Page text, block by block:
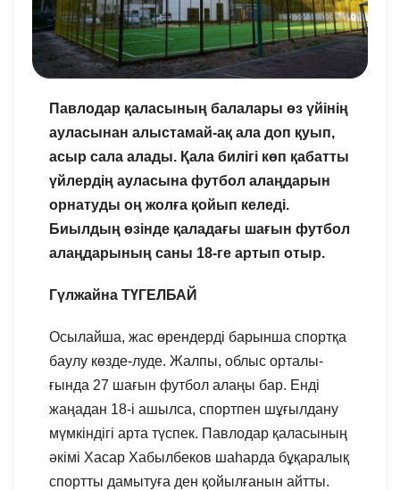
Павлодар қаласының балалары өз үйінің
ауласынан алыстамай-ақ ала доп қуып,
асыр сала алады. Қала билігі көп қабатты
үйлердің ауласына футбол алаңдарын
орнатуды оң жолға қойып келеді.
Биылдың өзінде қаладағы шағын футбол
алаңдарының саны 18-ге артып отыр.
Гүлжайна ТҮГЕЛБАЙ
Осылайша, жас өрендерді барынша спортқа
баулу көзде-луде. Жалпы, облыс орталы-
ғында 27 шағын футбол алаңы бар. Енді
жаңадан 18-і ашылса, спортпен шұғылдану
мүмкіндігі арта түспек. Павлодар қаласының
әкімі Хасар Хабылбеков шаһарда бұқаралық
спортты дамытуға ден қойылғанын айтты.